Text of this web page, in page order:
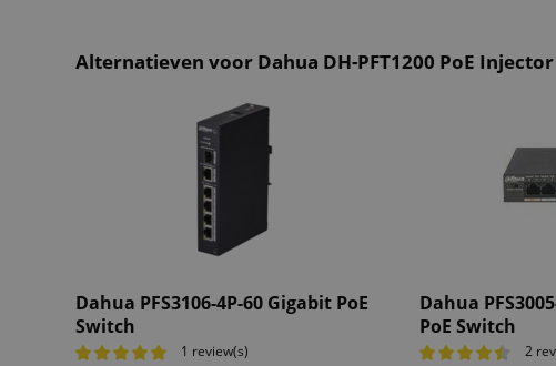
Alternatieven voor Dahua DH-PFT1200 PoE Injector
Dahua PFS3106-4P-60 Gigabit PoE
Switch
1 review(s)
Dahua
PoE Switch
2